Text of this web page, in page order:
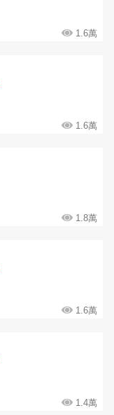
1.6萬
1.6萬
1.8萬
1.6萬
1.4萬